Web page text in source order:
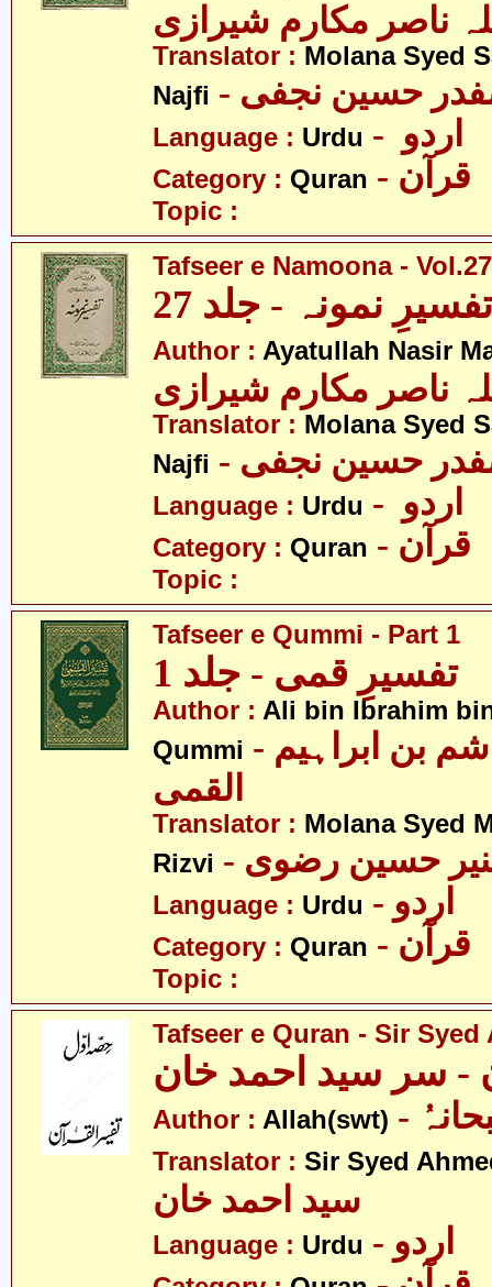
ناصر مکارم شیرازی
Translator : Molana Syed
Najfi
صفدر حسین نجفی
Language : Urdu
Category : Quran - قرآن
Topic :
Tafseer e Namoona - Vol.27
تفسیرِ نمونہ - جلد 27
Author : Ayatullah Nasir
ناصر مکارم شیرازی
Translator : Molana Syed
Najfi
صفدر حسین نجفی
Language : Urdu
Category : Quran - قرآن
Topic :
Tafseer e Qummi - Part 1
تفسیرِ قمی - جلد 1
Author : Ali bin Ibrahim
Qummi - علی بن ہاشم بن ابراہیم
القمی
Translator : Molana Syed
Rizvi
منیر حسین رضوی
Language : Urdu - اردو
Category : Quran - قرآن
Topic :
Tafseer e Quran - Sir Syed
- سر سید احمد خان
Author : Allah(swt)
Translator : Sir Syed
سید احمد خان
Language : Urdu - اردو